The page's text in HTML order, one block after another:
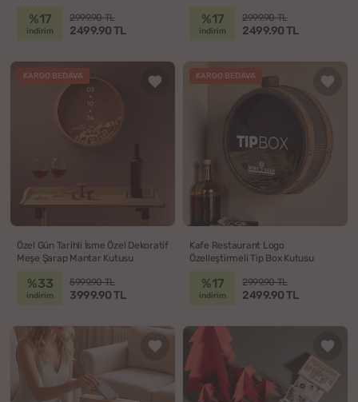
%17
indirim
2999.90 TL
2499.90 TL
%17
indirim
2999.90 TL
2499.90 TL
KARGO BEDAVA
Özel Gün Tarihli İsme Özel Dekoratif
Meşe Şarap Mantar Kutusu
%33
indirim
5999.90 TL
3999.90 TL
KARGO BEDAVA
Kafe Restaurant Logo
Özelleştirmeli Tip Box Kutusu
%17
indirim
2999.90 TL
2499.90 TL